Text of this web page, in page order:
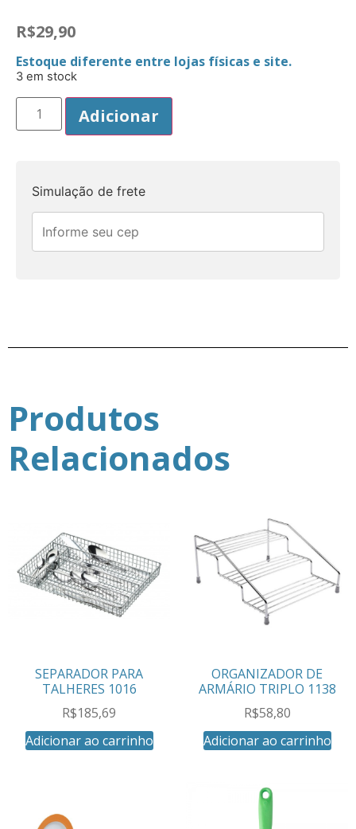
R$29,90
Estoque diferente entre lojas físicas e site.
3 em stock
Adicionar
Simulação de frete
Produtos
Relacionados
SEPARADOR PARA
TALHERES 1016
R$185,69
Adicionar ao carrinho
ORGANIZADOR DE
ARMÁRIO TRIPLO 1138
R$58,80
Adicionar ao carrinho